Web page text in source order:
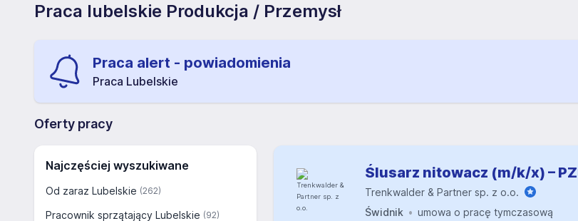
Praca lubelskie Produkcja / Przemysł
Praca alert - powiadomienia
Praca Lubelskie
Oferty pracy
Najczęściej wyszukiwane
Od zaraz Lubelskie (262)
Pracownik sprzątający Lubelskie (92)
Ślusarz nitowacz (m/k/x) –
Trenkwalder & Partner sp. z o.o.
Świdnik
umowa o pracę tymczasową